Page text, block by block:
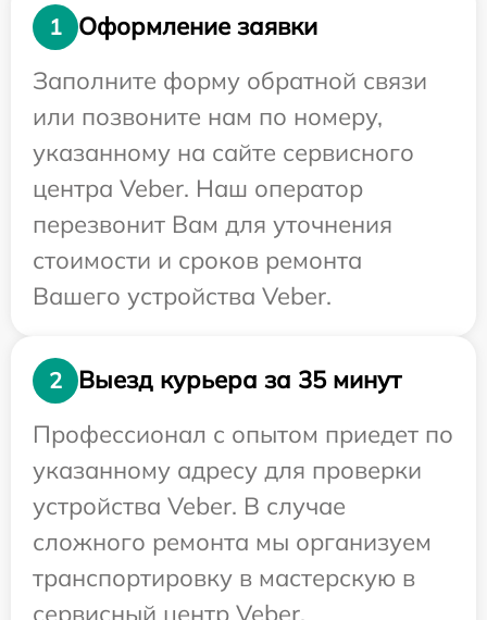
1
Оформление заявки
Заполните форму обратной связи
или позвоните нам по номеру,
указанному на сайте сервисного
центра Veber. Наш оператор
перезвонит Вам для уточнения
стоимости и сроков ремонта
Вашего устройства Veber.
2
Выезд курьера за 35 минут
Профессионал с опытом приедет по
указанному адресу для проверки
устройства Veber. В случае
сложного ремонта мы организуем
транспортировку в мастерскую в
сервисный центр Veber.